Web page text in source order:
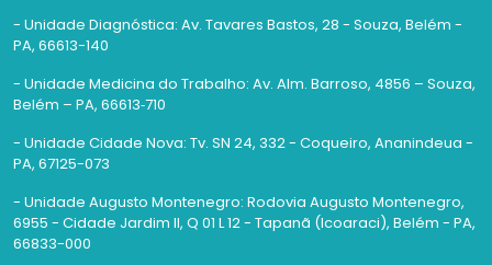
- Unidade Diagnóstica: Av. Tavares Bastos, 28 - Souza, Belém -
PA, 66613-140
- Unidade Medicina do Trabalho: Av. Alm. Barroso, 4856 – Souza,
Belém – PA, 66613‑710
- Unidade Cidade Nova: Tv. SN 24, 332 - Coqueiro, Ananindeua -
PA, 67125-073
- Unidade Augusto Montenegro: Rodovia Augusto Montenegro,
6955 - Cidade Jardim II, Q 01 L 12 - Tapanã (Icoaraci), Belém - PA,
66833-000